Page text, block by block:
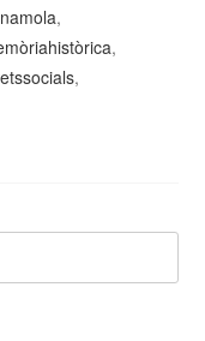
,
,
,